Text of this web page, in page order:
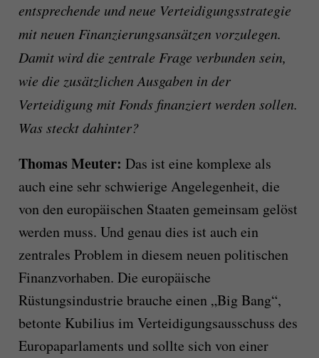
entsprechende und neue Verteidigungsstrategie
mit neuen Finanzierungsansätzen vorzulegen.
Damit wird die zentrale Frage verbunden sein,
wie die zusätzlichen Ausgaben in der
Verteidigung mit Fonds finanziert werden sollen.
Was steckt dahinter?
Thomas Meuter: Das ist eine komplexe als
auch eine sehr schwierige Angelegenheit, die
von den europäischen Staaten gemeinsam gelöst
werden muss. Und genau dies ist auch ein
zentrales Problem in diesem neuen politischen
Finanzvorhaben. Die europäische
Rüstungsindustrie brauche einen „Big Bang“,
betonte Kubilius im Verteidigungsausschuss des
Europaparlaments und sollte sich von einer